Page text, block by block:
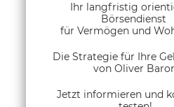
Ihr langfristig
Börsendienst
für Vermögen und
Die Strategie für Ihre
von Oliver
Jetzt informieren und